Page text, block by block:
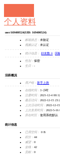
个人资料
user169400524(UID: 169400524)
邮箱状态： 未验证
视频认证： 未认证
统计信息： 好友数 0 回
性别： 保密
生日： -
活跃概况
用户组： 新手上路
在线时间： 3 小时
注册时间： 2021-12-4 00:12
最后访问： 2022-12-15
上次活动时间： 2022-12-
上次发表时间： 2022-5-16
所在时区： 使用系统默认
统计信息
已用空间：
0 B
积分： 44
威望： 0
金钱： 42
贡献： 0